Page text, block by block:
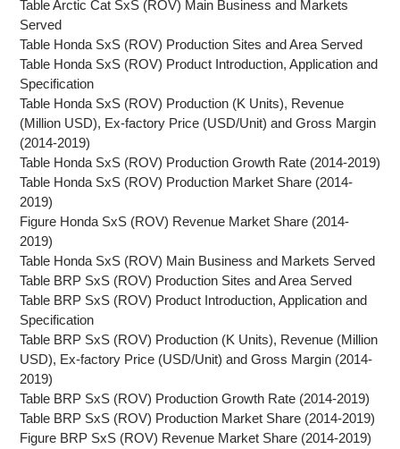
Table Arctic Cat SxS (ROV) Main Business and Markets
Served
Table Honda SxS (ROV) Production Sites and Area Served
Table Honda SxS (ROV) Product Introduction, Application and
Specification
Table Honda SxS (ROV) Production (K Units), Revenue
(Million USD), Ex-factory Price (USD/Unit) and Gross Margin
(2014-2019)
Table Honda SxS (ROV) Production Growth Rate (2014-2019)
Table Honda SxS (ROV) Production Market Share (2014-
2019)
Figure Honda SxS (ROV) Revenue Market Share (2014-
2019)
Table Honda SxS (ROV) Main Business and Markets Served
Table BRP SxS (ROV) Production Sites and Area Served
Table BRP SxS (ROV) Product Introduction, Application and
Specification
Table BRP SxS (ROV) Production (K Units), Revenue (Million
USD), Ex-factory Price (USD/Unit) and Gross Margin (2014-
2019)
Table BRP SxS (ROV) Production Growth Rate (2014-2019)
Table BRP SxS (ROV) Production Market Share (2014-2019)
Figure BRP SxS (ROV) Revenue Market Share (2014-2019)